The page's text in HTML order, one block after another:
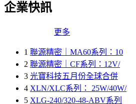
企業快訊
更多
1 聯源精密｜MA60系列：10
2 聯源精密｜CF系列：12V/
3 光寶科技五月份全球合併
4 XLN/XLC系列： 25W/40W/
5 XLG-240/320-48-ABV系列